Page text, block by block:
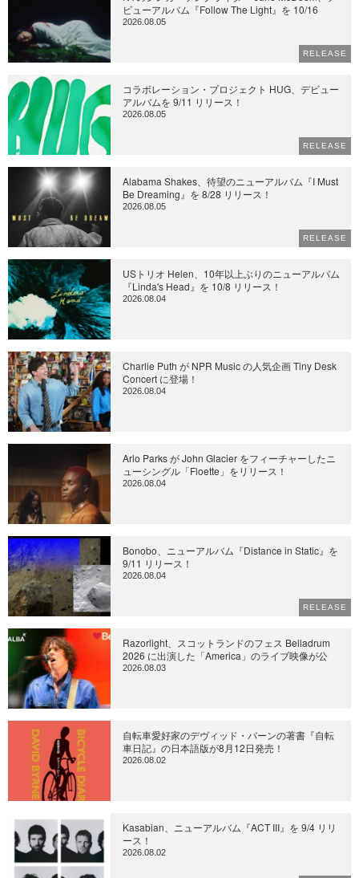
ビューアルバム『Follow The Light』を 10/16
2026.08.05
RELEASE
コラボレーション・プロジェクト HUG、デビュー
アルバムを 9/11 リリース！
2026.08.05
RELEASE
Alabama Shakes、待望のニューアルバム『I Must
Be Dreaming』を 8/28 リリース！
2026.08.05
RELEASE
USトリオ Helen、10年以上ぶりのニューアルバム
『Linda's Head』を 10/8 リリース！
2026.08.04
Charlie Puth が NPR Music の人気企画 Tiny Desk
Concert に登場！
2026.08.04
Arlo Parks が John Glacier をフィーチャーしたニ
ューシングル「Floette」をリリース！
2026.08.04
Bonobo、ニューアルバム『Distance in Static』を
9/11 リリース！
2026.08.04
RELEASE
Razorlight、スコットランドのフェス Belladrum
2026 に出演した「America」のライブ映像が公
2026.08.03
自転車愛好家のデヴィッド・バーンの著書『自転
車日記』の日本語版が8月12日発売！
2026.08.02
Kasabian、ニューアルバム『ACT III』を 9/4 リリ
ース！
2026.08.02